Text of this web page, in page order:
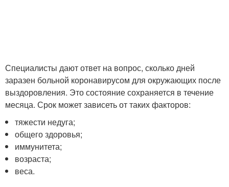
Специалисты дают ответ на вопрос, сколько дней
заразен больной коронавирусом для окружающих после
выздоровления. Это состояние сохраняется в течение
месяца. Срок может зависеть от таких факторов:
тяжести недуга;
общего здоровья;
иммунитета;
возраста;
веса.